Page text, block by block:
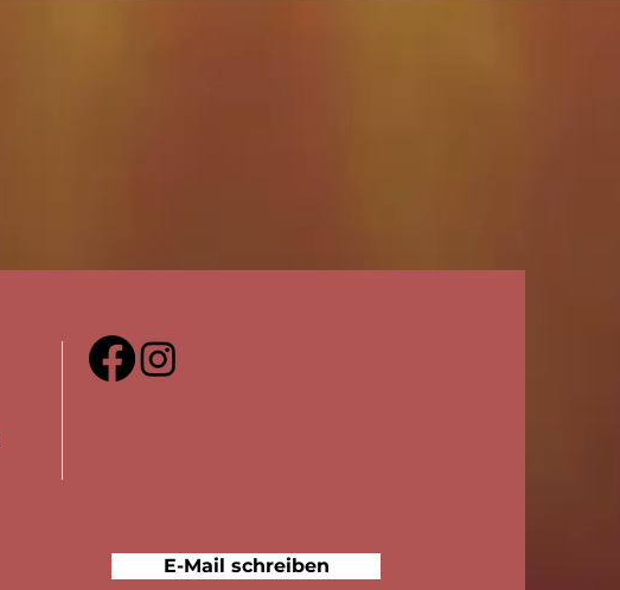
E-Mail schreiben